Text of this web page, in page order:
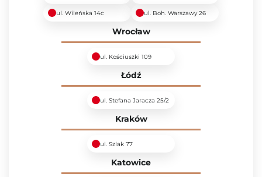
ul. Wileńska 14c ul. Boh. Warszawy 26
Wrocław
ul. Kościuszki 109
Łódź
ul. Stefana Jaracza 25/2
Kraków
ul. Szlak 77
Katowice